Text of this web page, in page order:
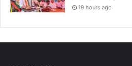
19 hours ago